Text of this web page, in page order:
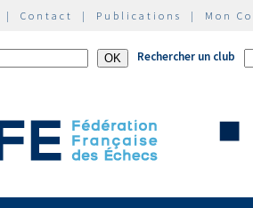
| Contact | Publications | Mon
Rechercher un club